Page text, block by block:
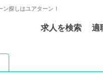
探しはユアターン！
求人を検索 適